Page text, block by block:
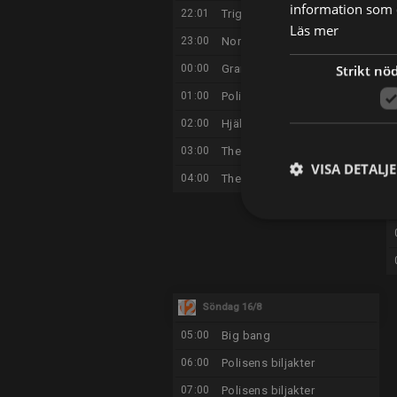
22:01 Trigger Point
23:00 Norrlandspolisen
00:00 Grannen från helvetet
01:00 Polisens biljakter
02:00 Hjälp! De tar min bil
03:00 The Rookie
04:00 The Rookie
Söndag 16/8
05:00 Big bang
06:00 Polisens biljakter
07:00 Polisens biljakter
information som
Läs mer
Strikt
VISA